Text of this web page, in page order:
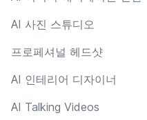
AI 사진 스튜디오
프로페셔널 헤드샷
AI 인테리어 디자이너
AI Talking Videos